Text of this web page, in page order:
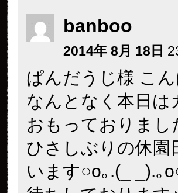
banboo
2014年 8月 18日
ぱんだうじ様 こん
なんとなく本日は
おもっておりまし
ひさしぶりの休園
います○o｡.(_ _).｡